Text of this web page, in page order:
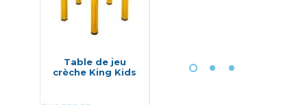
Table de jeu
crèche King Kids
Fusil Nitro
LongShot – NERF